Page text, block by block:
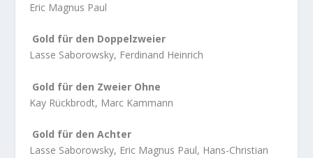
Eric Magnus Paul
Gold für den Doppelzweier
Lasse Saborowsky, Ferdinand Heinrich
Gold für den Zweier Ohne
Kay Rückbrodt, Marc Kammann
Gold für den Achter
Lasse Saborowsky, Eric Magnus Paul, Hans-Christian